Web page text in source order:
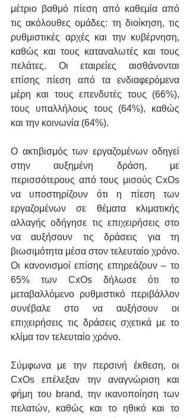
μέτριο βαθμό πίεση από καθεμία από
τις ακόλουθες ομάδες: τη διοίκηση, τις
ρυθμιστικές αρχές και την κυβέρνηση,
καθώς και τους καταναλωτές και τους
πελάτες. Οι εταιρείες αισθάνονται
επίσης πίεση από τα ενδιαφερόμενα
μέρη και τους επενδυτές τους (66%),
τους υπαλλήλους τους (64%), καθώς
και την κοινωνία (64%).
Ο ακτιβισμός των εργαζομένων οδηγεί
στην αυξημένη δράση, με
περισσότερους από τους μισούς CxOs
να υποστηρίζουν ότι η πίεση των
εργαζομένων σε θέματα κλιματικής
αλλαγής οδήγησε τις επιχειρήσεις στο
να αυξήσουν τις δράσεις για τη
βιωσιμότητα μέσα στον τελευταίο χρόνο.
Οι κανονισμοί επίσης επηρεάζουν – το
65% των CxOs δήλωσε ότι το
μεταβαλλόμενο ρυθμιστικό περιβάλλον
συνέβαλε στο να αυξήσουν οι
επιχειρήσεις τις δράσεις σχετικά με το
κλίμα τον τελευταίο χρόνο.
Σύμφωνα με την περσινή έκθεση, οι
CxOs επέλεξαν την αναγνώριση και
φήμη του brand, την ικανοποίηση των
πελατών, καθώς και το ηθικό και το